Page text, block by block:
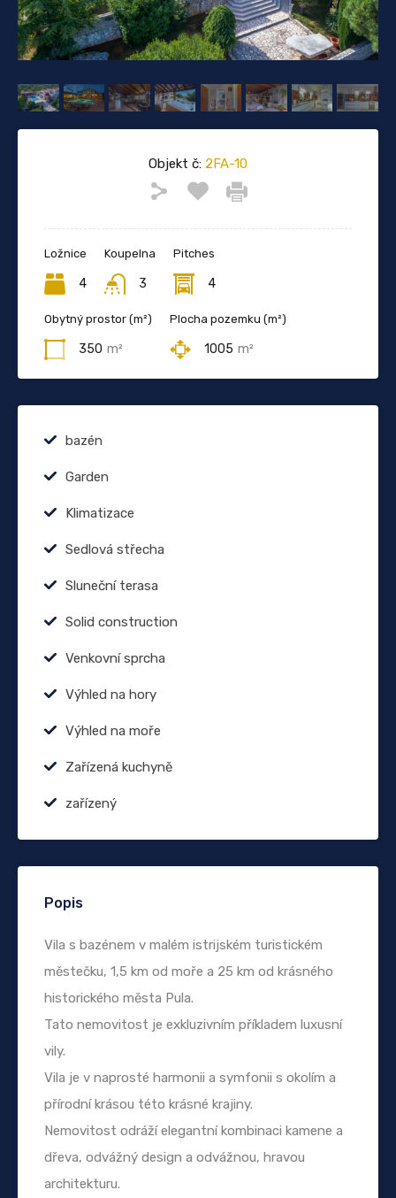
Objekt č: 2FA-10
Ložnice
4
Koupelna
3
Pitches
4
Obytný prostor (m²)
350 m²
Plocha pozemku (m²)
1005 m²
bazén
Garden
Klimatizace
Sedlová střecha
Sluneční terasa
Solid construction
Venkovní sprcha
Výhled na hory
Výhled na moře
Zařízená kuchyně
zařízený
Popis
Vila s bazénem v malém istrijském turistickém
městečku, 1,5 km od moře a 25 km od krásného
historického města Pula.
Tato nemovitost je exkluzivním příkladem luxusní
vily.
Vila je v naprosté harmonii a symfonii s okolím a
přírodní krásou této krásné krajiny.
Nemovitost odráží elegantní kombinaci kamene a
dřeva, odvážný design a odvážnou, hravou
architekturu.